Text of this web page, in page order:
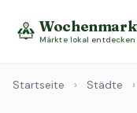
Märkte lokal entdecken
Startseite › Städte ›